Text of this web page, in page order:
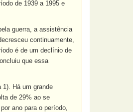
de 1939 a 1995 e
guerra, a assistência
continuamente,
é de um declínio de
que essa
Há um grande
de 29% ao se
ano para o período,